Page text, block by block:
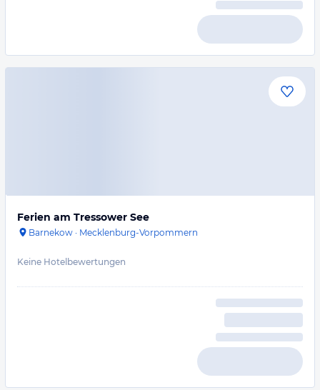
Ferien am Tressower See
Barnekow · Mecklenburg-Vorpommern
Keine Hotelbewertungen